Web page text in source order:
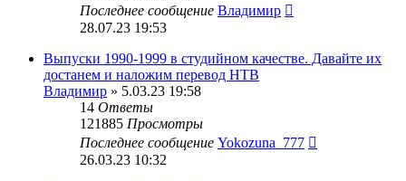
Последнее сообщение Владимир
28.07.23 19:53
Выпуски 1990-1999 в студийном качестве. Давайте их
достанем и наложим перевод НТВ
Владимир » 5.03.23 19:58
14 Ответы
121885 Просмотры
Последнее сообщение Yokozuna_777
26.03.23 10:32